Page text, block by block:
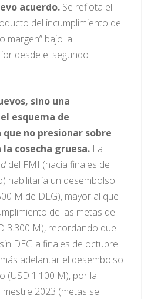
acuerdo. Se reflota el
del incumplimiento de
margen” bajo la
desde el segundo
sino una
esquema de
no presionar sobre
cosecha gruesa. La
del FMI (hacia finales de
habilitaría un desembolso
M de DEG), mayor al que
de las metas del
3.300 M), recordando que
DEG a finales de octubre.
adelantar el desembolso
(USD 1.100 M), por la
2023 (metas se